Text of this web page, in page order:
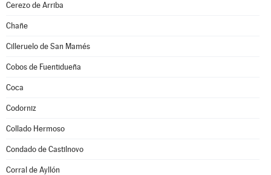
Cerezo de Arriba
Chañe
Cilleruelo de San Mamés
Cobos de Fuentidueña
Coca
Codorniz
Collado Hermoso
Condado de Castilnovo
Corral de Ayllón